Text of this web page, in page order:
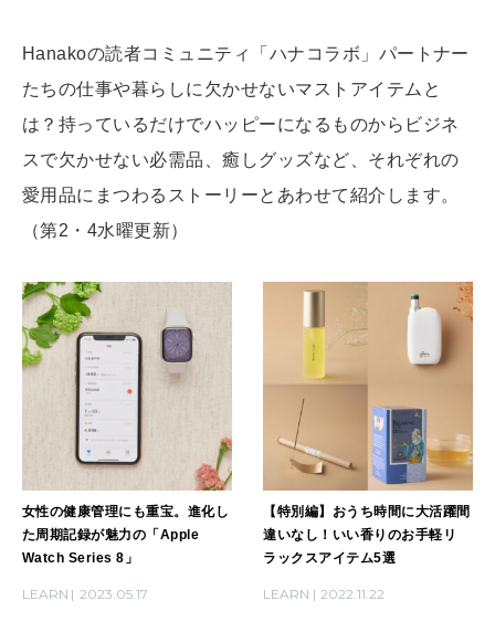
CULTURE
自分を耕す
WORK&MONEY
2026年9月号「北海道 おいしく遊ぶ、夏のご褒美旅。」
2026年8月号『お茶の時間です。』
2026年7月号「鎌倉 ローカルが 教えてくれた 本当の歩き方。」
2026年6月号「大銀座 トレンドが生まれる 新しい一流店へ。」
2026年5月号「“大好き”に出会いに。韓国」
MAGAZINE MOOK
Hanakoの読者コミュニティ「ハナコラボ」パートナー
たちの仕事や暮らしに欠かせないマストアイテムと
は？持っているだけでハッピーになるものからビジネ
スで欠かせない必需品、癒しグッズなど、それぞれの
愛用品にまつわるストーリーとあわせて紹介します。
（第2・4水曜更新）
女性の健康管理にも重宝。進化し
た周期記録が魅力の「Apple
Watch Series 8」
LEARN 2023.05.17
【特別編】おうち時間に大活躍間
違いなし！いい香りのお手軽リ
ラックスアイテム5選
LEARN 2022.11.22